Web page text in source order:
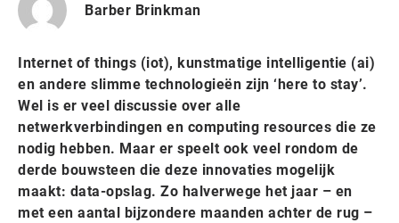
Barber Brinkman
Internet of things (iot), kunstmatige intelligentie (ai)
en andere slimme technologieën zijn ‘here to stay’.
Wel is er veel discussie over alle
netwerkverbindingen en computing resources die ze
nodig hebben. Maar er speelt ook veel rondom de
derde bouwsteen die deze innovaties mogelijk
maakt: data-opslag. Zo halverwege het jaar – en
met een aantal bijzondere maanden achter de rug –